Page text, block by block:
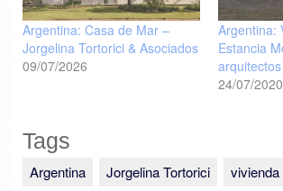
Argentina: Casa de Mar –
Jorgelina Tortorici & Asociados
09/07/2026
Argentina:
Estancia
arquitectos
24/07/2020
Tags
Argentina Jorgelina Tortorici vivienda